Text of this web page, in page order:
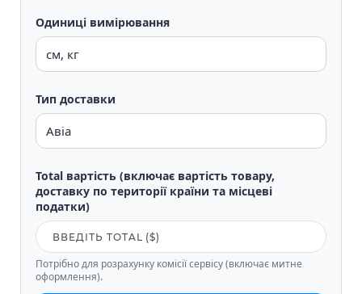
Одиниці вимірювання
Тип доставки
Total вартість (включає вартість товару,
доставку по території країни та місцеві
податки)
Потрібно для розрахунку комісії сервісу (включає митне
оформлення).